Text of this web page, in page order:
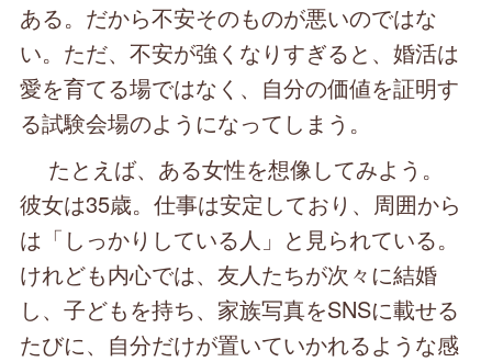
ある。だから不安そのものが悪いのではな
い。ただ、不安が強くなりすぎると、婚活は
愛を育てる場ではなく、自分の価値を証明す
る試験会場のようになってしまう。
たとえば、ある女性を想像してみよう。
彼女は35歳。仕事は安定しており、周囲から
は「しっかりしている人」と見られている。
けれども内心では、友人たちが次々に結婚
し、子どもを持ち、家族写真をSNSに載せる
たびに、自分だけが置いていかれるような感